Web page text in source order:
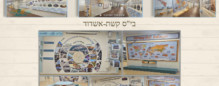
בי"ס קשת-אשדוד